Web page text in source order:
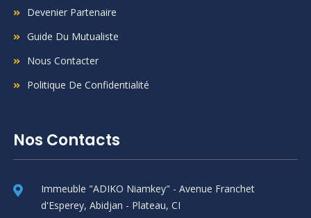
Devenier Partenaire
Guide Du Mutualiste
Nous Contacter
Politique De Confidentialité
Nos Contacts
Immeuble "ADIKO Niamkey" - Avenue Franchet
d'Esperey, Abidjan - Plateau, CI